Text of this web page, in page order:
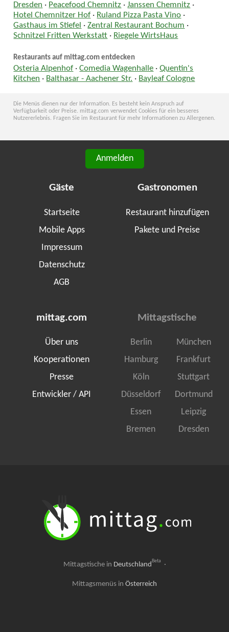
Dresden · Peacefood Chemnitz ·Janssen Chemnitz ·
Hotel Chemnitzer Hof · Ruland Pizza Pasta Vino ·
Gasthaus im Stiefel ·Zentral Restaurant Bochum ·
Schnitzel Fritten Werkstatt · Riegele WirtsHaus
Restaurants auf mittag.com entdecken
Osteria Alpenhof ·Comedia Wagenhalle ·Quentin's
Kitchen · Balthasar - Aachener Str. · Bayleaf Cologne
Die Menüs dienen nur der Information. Es besteht kein Anspruch auf
Verfügbarkeit oder Preise. mittag.com verwendet Cookies für ein besseres
Nutzererlebnis. Fragen Sie im Restaurant für mehr Informationen zu Allergenen.
Anmelden
Gäste
Startseite
Mobile Apps
Impressum
Datenschutz
AGB
Gastronomen
Restaurant hinzufügen
Pakete und Preise
mittag.com
Über uns
Kooperationen
Presse
Entwickler / API
Mittagstische
Berlin
München
Hamburg
Frankfurt
Köln
Stuttgart
Düsseldorf
Dortmund
Essen
Leipzig
Bremen
Dresden
Mittagstische in DeutschlandBeta ·
Mittagsmenüs in Österreich